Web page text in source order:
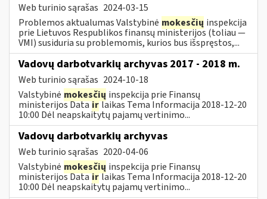
Web turinio sąrašas 2024-03-15
Problemos aktualumas Valstybinė mokesčių inspekcija
prie Lietuvos Respublikos finansų ministerijos (toliau ―
VMI) susiduria su problemomis, kurios bus išspręstos,...
Vadovų darbotvarkių archyvas 2017 - 2018 m.
Web turinio sąrašas 2024-10-18
Valstybinė mokesčių inspekcija prie Finansų
ministerijos Datairlaikas Tema Informacija 2018-12-20
10:00 Dėl neapskaitytų pajamų vertinimo...
Vadovų darbotvarkių archyvas
Web turinio sąrašas 2020-04-06
Valstybinė mokesčių inspekcija prie Finansų
ministerijos Datairlaikas Tema Informacija 2018-12-20
10:00 Dėl neapskaitytų pajamų vertinimo...